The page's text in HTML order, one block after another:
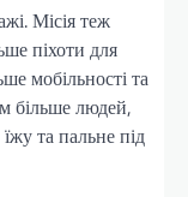
Місія теж
піхоти для
мобільності та
більше людей,
та пальне під